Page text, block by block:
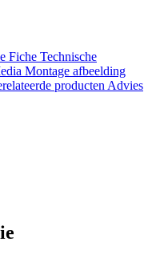
Fiche Technische
Montage afbeelding
producten Advies